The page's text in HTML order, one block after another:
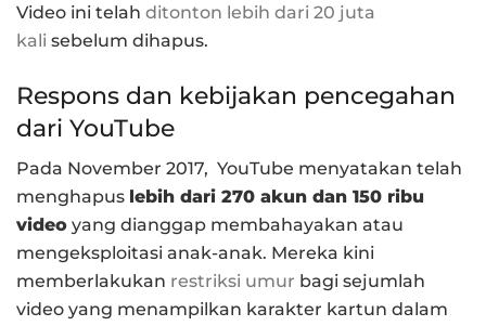
Video ini telah ditonton lebih dari 20 juta
kali sebelum dihapus.
Respons dan kebijakan pencegahan
dari YouTube
Pada November 2017, YouTube menyatakan telah
menghapus lebih dari 270 akun dan 150 ribu
video yang dianggap membahayakan atau
mengeksploitasi anak-anak. Mereka kini
memberlakukan restriksi umur bagi sejumlah
video yang menampilkan karakter kartun dalam